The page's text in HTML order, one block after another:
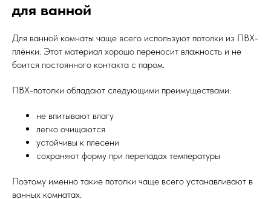
для ванной
Для ванной комнаты чаще всего используют потолки из ПВХ-
плёнки. Этот материал хорошо переносит влажность и не
боится постоянного контакта с паром.
ПВХ-потолки обладают следующими преимуществами:
не впитывают влагу
легко очищаются
устойчивы к плесени
сохраняют форму при перепадах температуры
Поэтому именно такие потолки чаще всего устанавливают в
ванных комнатах.